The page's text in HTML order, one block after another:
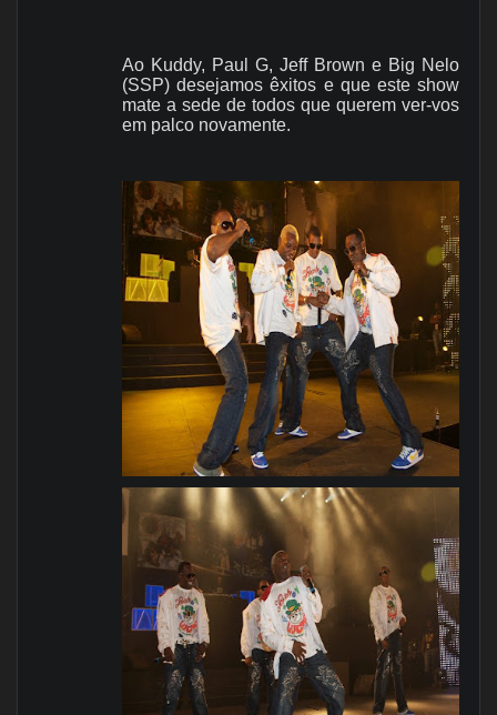
Ao Kuddy, Paul G, Jeff Brown e Big Nelo
(SSP) desejamos êxitos e que este show
mate a sede de todos que querem ver-vos
em palco novamente.